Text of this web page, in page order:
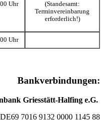
Uhr
(Standesamt:
Terminvereinbarung
erforderlich!)
Uhr
Bankverbindungen:
Griesstätt-Halfing e.G.
7016 9132 0000 1145 88